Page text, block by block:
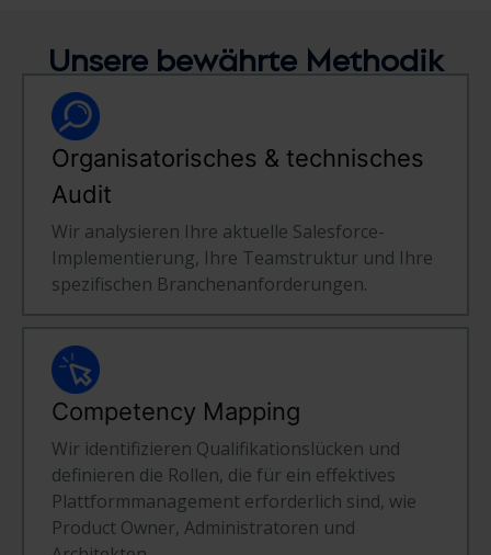
Unsere bewährte Methodik
Organisatorisches & technisches
Audit
Wir analysieren Ihre aktuelle Salesforce-
Implementierung, Ihre Teamstruktur und Ihre
spezifischen Branchenanforderungen.
Competency Mapping
Wir identifizieren Qualifikationslücken und
definieren die Rollen, die für ein effektives
Plattformmanagement erforderlich sind, wie
Product Owner, Administratoren und